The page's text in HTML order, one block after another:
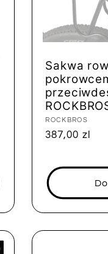
Sakwa
Dostawca:
ROCKBROS
Cena
387,00 zl